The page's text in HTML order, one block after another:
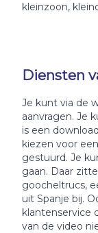
kleinzoon,
Diensten
Je kunt via de
aanvragen. Je
is een
kiezen voor
gestuurd. Je
gaan. Daar
goocheltrucs,
uit Spanje bij.
klantenservice
van de video